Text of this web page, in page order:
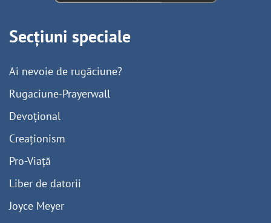
Secțiuni speciale
Ai nevoie de rugăciune?
Rugaciune-Prayerwall
Devoțional
Creaționism
Pro-Viață
Liber de datorii
Joyce Meyer